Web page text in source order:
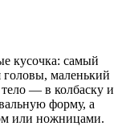
кусочка: самый
маленький
— в колбаску и
форму, а
или ножницами.